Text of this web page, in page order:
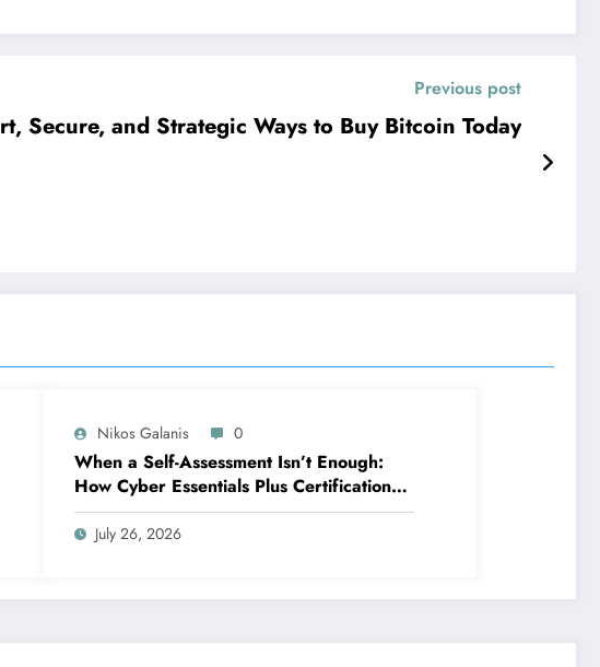
Previous post
Secure, and Strategic Ways to Buy Bitcoin Today
Nikos Galanis 0
When a Self-Assessment Isn’t Enough:
How Cyber Essentials Plus Certification
Proves Your Security Posture in the Real
World
July 26, 2026